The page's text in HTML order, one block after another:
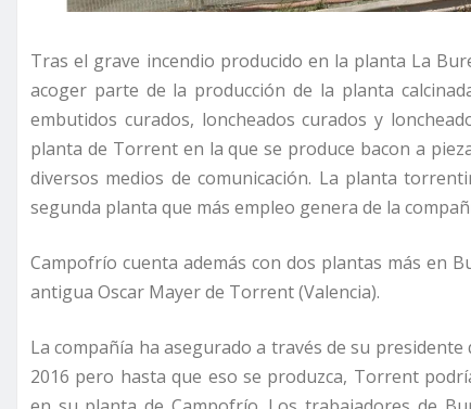
Tras el grave incendio producido en la planta La
acoger parte de la producción de la planta
embutidos curados, loncheados curados y
planta de Torrent en la que se produce bacon a
diversos medios de comunicación. La planta
segunda planta que más empleo genera de la
Campofrío cuenta además con dos plantas más en
antigua Oscar Mayer de Torrent (Valencia).
La compañía ha asegurado a través de su
2016 pero hasta que eso se produzca, Torrent